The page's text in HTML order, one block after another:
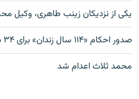
یکی از نزدیکان زینب طاهری، وکیل
صدور احکام «۱۱۴ سال زندان» برای ۳۴ درویش گنابادی
محمد ثلاث اعدام شد